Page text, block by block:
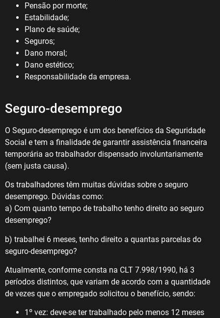
Pensão por morte;
Estabilidade;
Plano de saúde;
Seguros;
Dano moral;
Dano estético;
Responsabilidade da empresa.
Seguro-desemprego
O Seguro-desemprego é um dos benefícios da Seguridade
Social e tem a finalidade de garantir assistência financeira
temporária ao trabalhador dispensado involuntariamente
(sem justa causa).
Os trabalhadores têm muitas dúvidas sobre o seguro
desemprego. Dúvidas como:
a) Com quanto tempo de trabalho tenho direito ao seguro
desemprego?
b) trabalhei 6 meses, tenho direito a quantas parcelas do
seguro-desemprego?
Atualmente, conforme consta na CLT 7.998/1990, há 3
períodos distintos, que variam de acordo com a quantidade
de vezes que o empregado solicitou o benefício, sendo:
1º vez: deve-se ter trabalhado pelo menos 12 meses